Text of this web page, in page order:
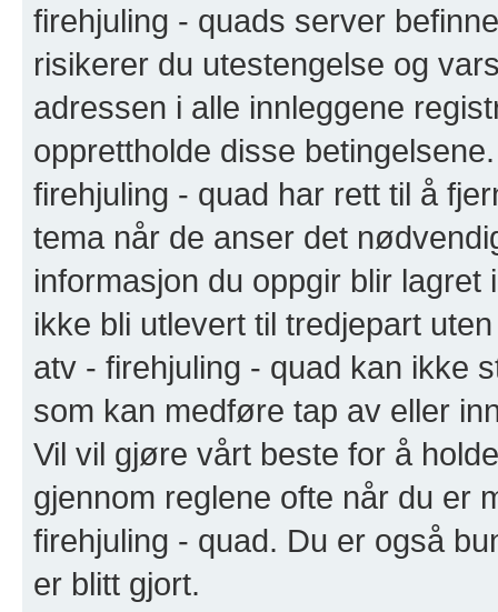
firehjuling - quads server
risikerer du utestengelse og
adressen i alle innleggene
opprettholde disse
firehjuling - quad har rett til å
tema når de anser det
informasjon du oppgir blir
ikke bli utlevert til tredjepart
atv - firehjuling - quad kan ikke
som kan medføre tap av eller
Vil vil gjøre vårt beste for å
gjennom reglene ofte når du er
firehjuling - quad. Du er også
er blitt gjort.